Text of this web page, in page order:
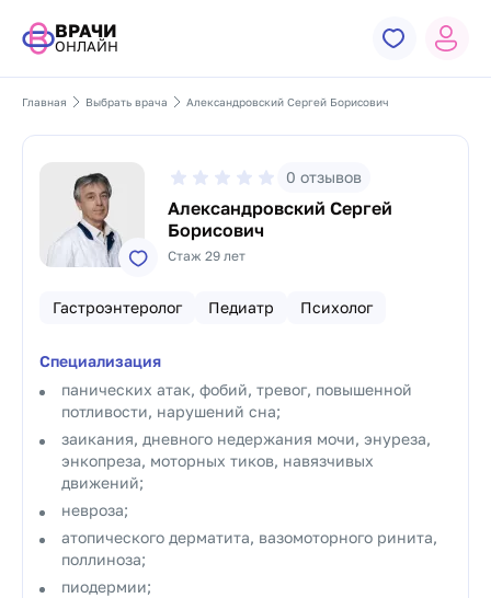
ВРАЧИ
ОНЛАЙН
Главная Выбрать врача Александровский Сергей Борисович
0 отзывов
Александровский Сергей
Борисович
Стаж 29 лет
Гастроэнтеролог Педиатр Психолог
Специализация
панических атак, фобий, тревог, повышенной
потливости, нарушений сна;
заикания, дневного недержания мочи, энуреза,
энкопреза, моторных тиков, навязчивых
движений;
невроза;
атопического дерматита, вазомоторного ринита,
поллиноза;
пиодермии;